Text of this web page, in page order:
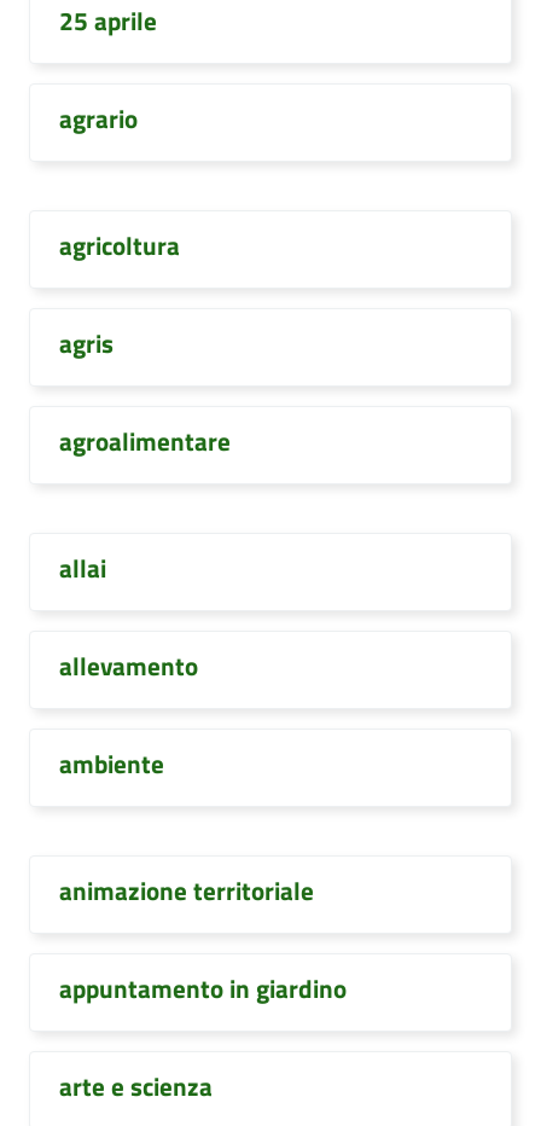
25 aprile
agrario
agricoltura
agris
agroalimentare
allai
allevamento
ambiente
animazione territoriale
appuntamento in giardino
arte e scienza